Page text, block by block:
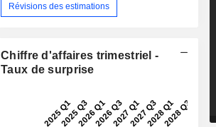
Révisions des estimations
Chiffre d'affaires trimestriel -
Taux de surprise